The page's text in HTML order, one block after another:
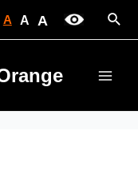
A A A